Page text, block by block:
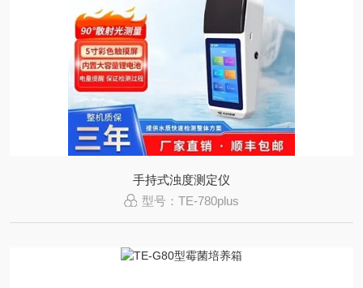
手持式浊度测定仪
型号：TE-780plus